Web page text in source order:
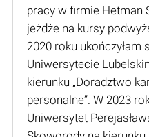
pracy w firmie Hetman
jeżdże na kursy
2020 roku ukończyłam
Uniwersytecie
kierunku „Doradztwo
personalne”. W 2023
Uniwersytet